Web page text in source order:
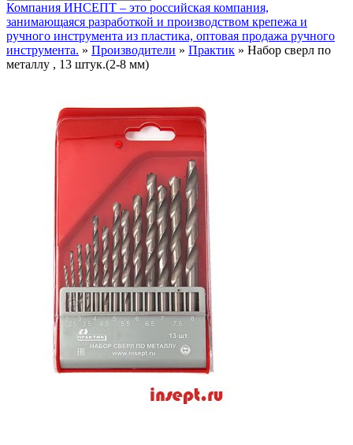
Компания ИНСЕПТ – это российская компания,
занимающаяся разработкой и производством крепежа и
ручного инструмента из пластика, оптовая продажа ручного
инструмента. » Производители » Практик » Набор сверл по
металлу , 13 штук.(2-8 мм)